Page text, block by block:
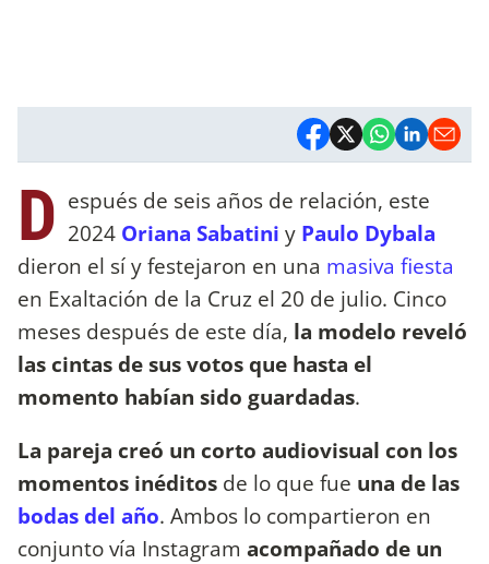
D espués de seis años de relación, este
2024 Oriana Sabatini y Paulo Dybala
dieron el sí y festejaron en una masiva fiesta
en Exaltación de la Cruz el 20 de julio. Cinco
meses después de este día, la modelo reveló
las cintas de sus votos que hasta el
momento habían sido guardadas.
La pareja creó un corto audiovisual con los
momentos inéditos de lo que fue una de las
bodas del año. Ambos lo compartieron en
conjunto vía Instagram acompañado de un